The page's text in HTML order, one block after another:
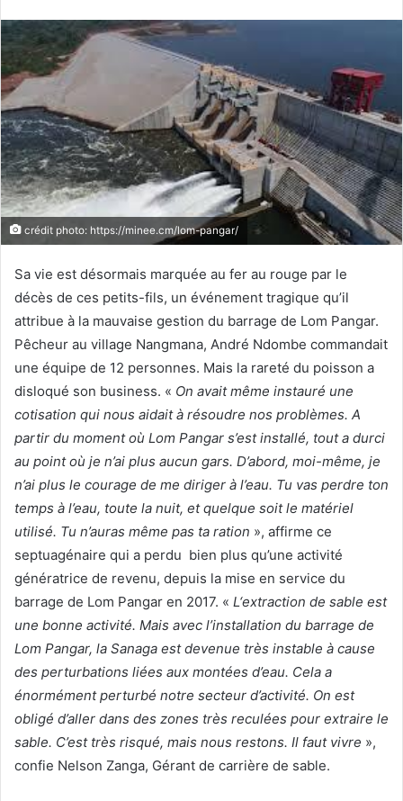
v
r
u
n
c
u
r
i
crédit photo: https://minee.cm/lom-pangar/
Sa vie est désormais marquée au fer au rouge par le
décès de ces petits-fils, un événement tragique qu’il
attribue à la mauvaise gestion du barrage de Lom Pangar.
Pêcheur au village Nangmana, André Ndombe commandait
une équipe de 12 personnes. Mais la rareté du poisson a
disloqué son business. « On avait même instauré une
cotisation qui nous aidait à résoudre nos problèmes. A
partir du moment où Lom Pangar s’est installé, tout a durci
au pointoù je n’ai plus aucun gars. D’abord, moi-même, je
n’ai plus le courage de me diriger à l’eau. Tu vas perdre ton
temps à l’eau, toute la nuit, et quelque soit le matériel
utilisé. Tu n’auras même pas ta ration », affirme ce
septuagénaire qui a perdu bien plus qu’une activité
génératrice de revenu, depuis la mise en service du
barrage de Lom Pangar en 2017. « L‘extraction de sable est
une bonne activité. Mais avec l’installation du barrage de
Lom Pangar, la Sanaga est devenue très instable à cause
des perturbations liées aux montées d’eau. Cela a
énormément perturbé notre secteur d’activité. On est
obligé d’aller dans des zones très reculées pour extraire le
sable. C’est très risqué, mais nous restons. Il faut vivre »,
confie Nelson Zanga, Gérant de carrière de sable.